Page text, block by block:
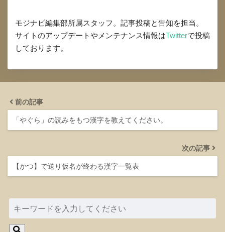
モジナビ編集部所属スタッフ。記事投稿と告知を担当。
サイトのアップデートやメンテナンス情報はTwitterで投稿
しております。
前の記事
「やぐら」の読みをもつ漢字を教えてください。
次の記事
【かつ】で送り仮名が終わる漢字一覧表